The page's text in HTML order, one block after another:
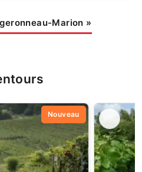
Marion »
Nouveau